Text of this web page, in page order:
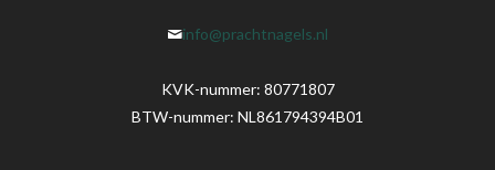
info@prachtnagels.nl
KVK-nummer: 80771807
BTW-nummer: NL861794394B01